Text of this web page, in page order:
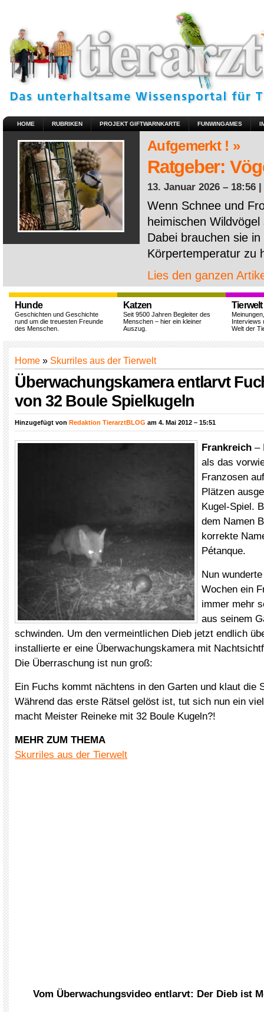
HOME RUBRIKEN PROJEKT GIFTWARNKARTE FUNWINGAMES
Aufgemerkt ! »
Ratgeber:
13. Januar 2026 – 18:56 |
Wenn Schnee und
heimischen
Dabei brauchen sie
Körpertemperatur zu
Lies den ganzen
Hunde
Geschichten und Geschichte
rund um die treuesten Freunde
des Menschen.
Katzen
Seit 9500 Jahren Begleiter des
Menschen – hier ein kleiner
Auszug.
Tierwelt
Interviews
Welt der
Home » Skurriles aus der Tierwelt
Überwachungskamera entlarvt
von 32 Boule Spielkugeln
Hinzugefügt von Redaktion TierarztBLOG am 4. Mai 2012 – 15:51
Frankreich –
als das
Franzosen
Plätzen
Kugel-Spiel.
dem Namen
korrekte
Pétanque.
Nun
Wochen ein
immer mehr
aus seinem
schwinden. Um den vermeintlichen Dieb jetzt endlich
installierte er eine Überwachungskamera mit
Die Überraschung ist nun groß:
Ein Fuchs kommt nächtens in den Garten und klaut die
Während das erste Rätsel gelöst ist, tut sich nun ein
macht Meister Reineke mit 32 Boule Kugeln?!
MEHR ZUM THEMA
Skurriles aus der Tierwelt
Vom Überwachungsvideo entlarvt: Der Dieb ist